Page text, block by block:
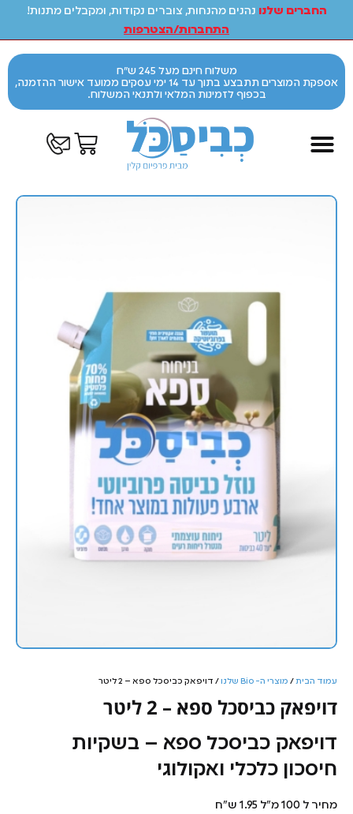
החברים שלנו נהנים מהנחות, צוברים נקודות, ומקבלים מתנות!
התחברות/הצטרפות
משלוח חינם מעל 245 ש"ח
אספקת המוצרים תתבצע בתוך עד 14 ימי עסקים ממועד אישור ההזמנה,
בכפוף לזמינות המלאי ולתנאי המשלוח.
עמוד הבית/ מוצרי ה- Bio שלנו / דויפאק כביסכל ספא – 2 ליטר
דויפאק כביסכל ספא – 2 ליטר
דויפאק כביסכל ספא – בשקיות
חיסכון כלכלי ואקולוגי
מחיר ל 100 מ"ל 1.95 ש"ח